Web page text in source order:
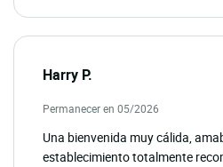
Harry P.
Permanecer en 05/2026
Una bienvenida muy cálida,
establecimiento totalmente